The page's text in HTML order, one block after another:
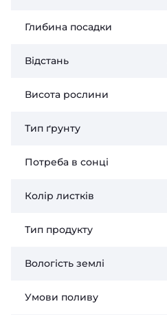
Глибина посадки
Відстань
Висота рослини
Тип ґрунту
Потреба в сонці
Колір листків
Тип продукту
Вологість землі
Умови поливу